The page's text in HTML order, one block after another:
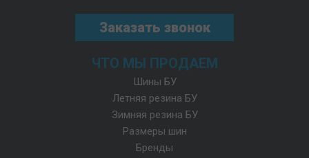
Заказать звонок
ЧТО МЫ ПРОДАЕМ
Шины БУ
Летняя резина БУ
Зимняя резина БУ
Размеры шин
Бренды